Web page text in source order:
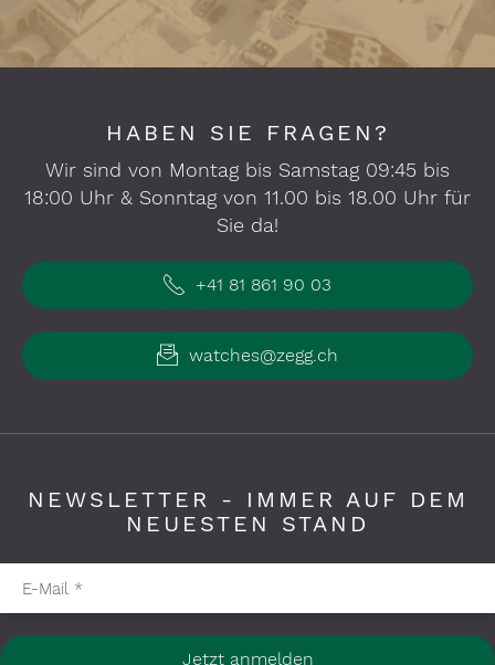
HABEN SIE FRAGEN?
Wir sind von Montag bis Samstag 09:45 bis
18:00 Uhr & Sonntag von 11.00 bis 18.00 Uhr für
Sie da!
+41 81 861 90 03
watches@zegg.ch
NEWSLETTER - IMMER AUF DEM
NEUESTEN STAND
Pflichtfelder bitte ausfüllen
E-Mail *
Jetzt anmelden